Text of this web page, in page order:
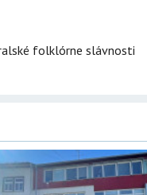
folklórne slávnosti